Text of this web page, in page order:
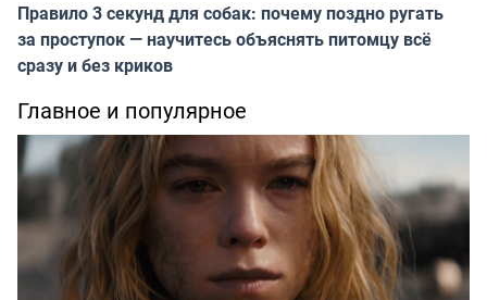
Правило 3 секунд для собак: почему поздно ругать
за проступок — научитесь объяснять питомцу всё
сразу и без криков
Главное и популярное